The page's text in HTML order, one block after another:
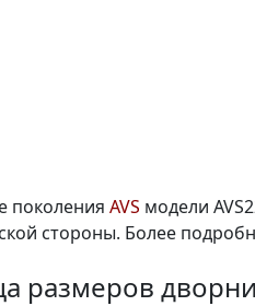
поколения AVS модели
стороны. Более
размеров